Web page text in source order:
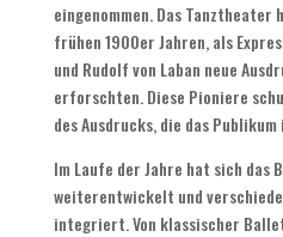
eingenommen. Das Tanztheater
frühen 1900er Jahren, als
und Rudolf von Laban neue
erforschten. Diese Pioniere
des Ausdrucks, die das
Im Laufe der Jahre hat sich das
weiterentwickelt und
integriert. Von klassischer